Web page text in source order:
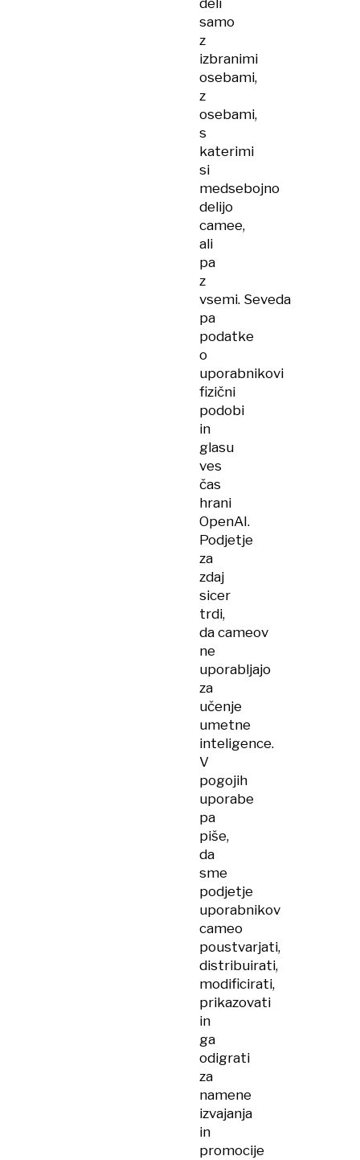
deli
samo
z
izbranimi
osebami,
z
osebami,
s
katerimi
si
medsebojno
delijo
camee,
ali
pa
z
vsemi. Seveda
pa
podatke
o
uporabnikovi
fizični
podobi
in
glasu
ves
čas
hrani
OpenAI.
Podjetje
za
zdaj
sicer
trdi,
da cameov
ne
uporabljajo
za
učenje
umetne
inteligence.
V
pogojih
uporabe
pa
piše,
da
sme
podjetje
uporabnikov
cameo
poustvarjati,
distribuirati,
modificirati,
prikazovati
in
ga
odigrati
za
namene
izvajanja
in
promocije